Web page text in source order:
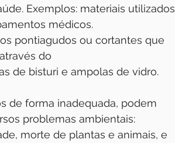
Exemplos: materiais utilizados
médicos.
pontiagudos ou cortantes que
do
de bisturi e ampolas de vidro.
de forma inadequada, podem
problemas ambientais:
morte de plantas e animais, e